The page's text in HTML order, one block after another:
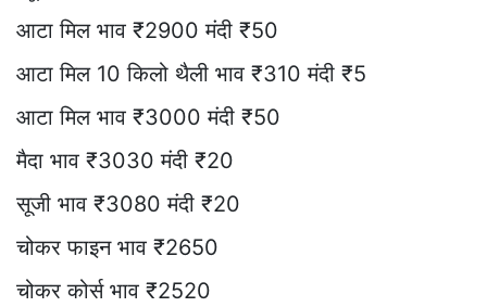
आटा मिल भाव ₹2900 मंदी ₹50
आटा मिल 10 किलो थैली भाव ₹310 मंदी ₹5
आटा मिल भाव ₹3000 मंदी ₹50
मैदा भाव ₹3030 मंदी ₹20
सूजी भाव ₹3080 मंदी ₹20
चोकर फाइन भाव ₹2650
चोकर कोर्स भाव ₹2520